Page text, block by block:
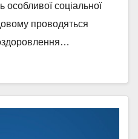
соціальної
проводяться